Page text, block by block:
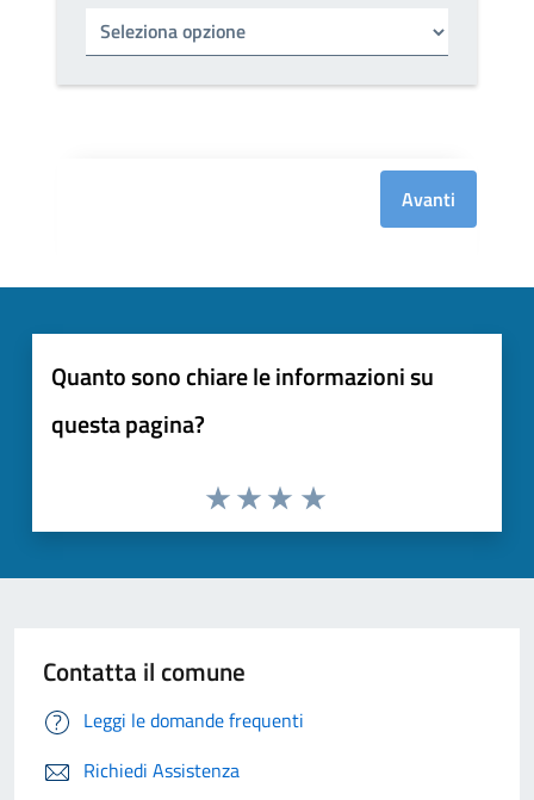
Tipo di ufficio
Avanti
Quanto sono chiare le informazioni su
questa pagina?
Contatta il comune
Leggi le domande frequenti
Richiedi Assistenza